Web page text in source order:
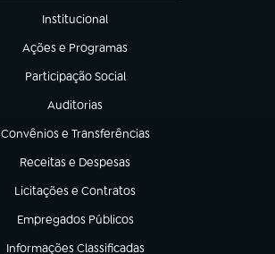
Institucional
(abre em nova aba)
Ações e Programas
(abre em nova aba)
Participação Social
(abre em nova aba)
Auditorias
(abre em nova aba)
Convênios e Transferências
(abre em nova aba)
Receitas e Despesas
(abre em nova aba)
Licitações e Contratos
(abre em nova aba)
Empregados Públicos
(abre em nova aba)
Informações Classificadas